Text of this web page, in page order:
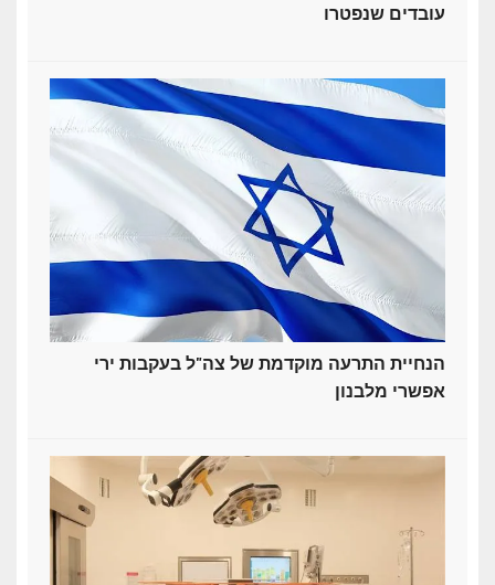
עובדים שנפטרו
הנחיית התרעה מוקדמת של צה"ל בעקבות ירי
אפשרי מלבנון